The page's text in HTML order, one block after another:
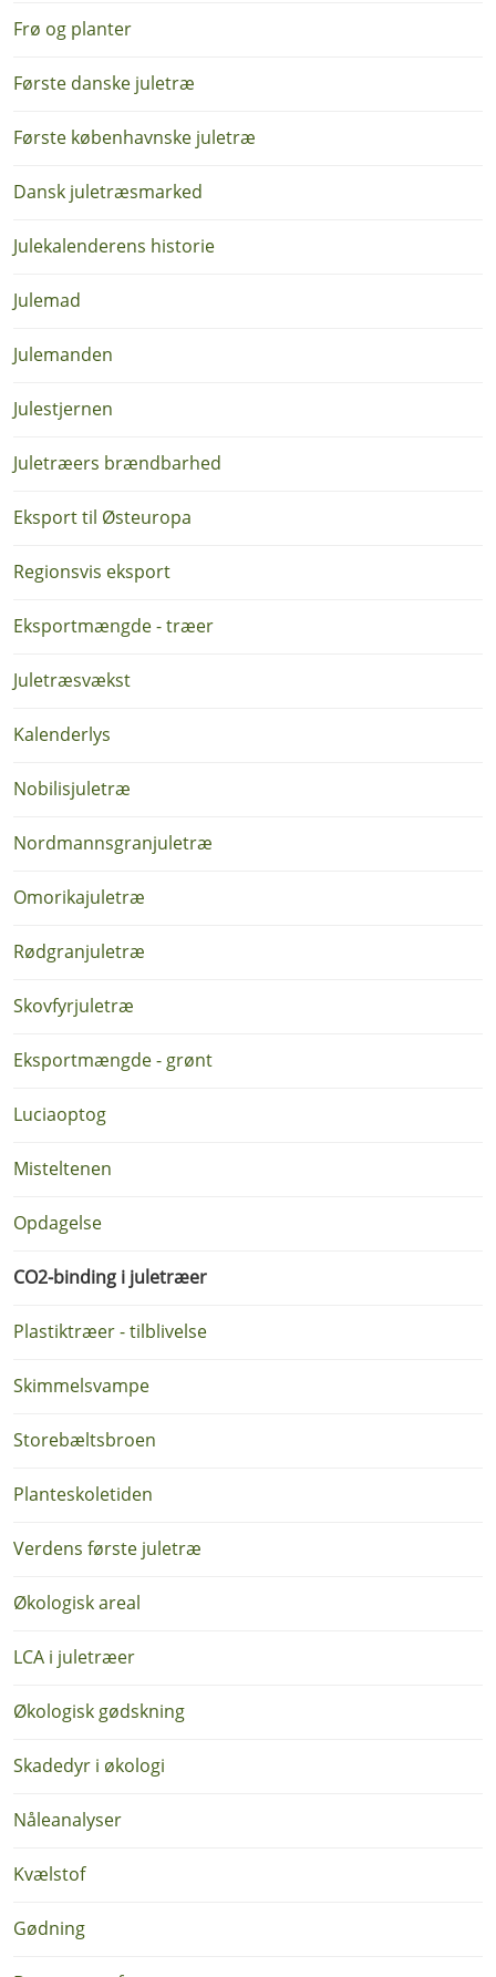
Frø og planter
Første danske juletræ
Første københavnske juletræ
Dansk juletræsmarked
Julekalenderens historie
Julemad
Julemanden
Julestjernen
Juletræers brændbarhed
Eksport til Østeuropa
Regionsvis eksport
Eksportmængde - træer
Juletræsvækst
Kalenderlys
Nobilisjuletræ
Nordmannsgranjuletræ
Omorikajuletræ
Rødgranjuletræ
Skovfyrjuletræ
Eksportmængde - grønt
Luciaoptog
Misteltenen
Opdagelse
CO2-binding i juletræer
Plastiktræer - tilblivelse
Skimmelsvampe
Storebæltsbroen
Planteskoletiden
Verdens første juletræ
Økologisk areal
LCA i juletræer
Økologisk gødskning
Skadedyr i økologi
Nåleanalyser
Kvælstof
Gødning